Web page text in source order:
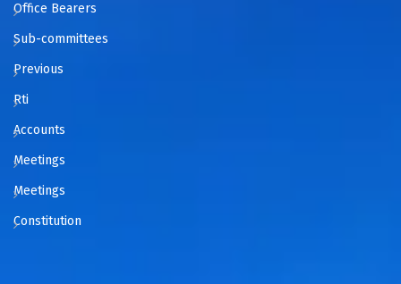
Office Bearers
Sub-committees
Previous
Rti
Accounts
Meetings
Meetings
Constitution